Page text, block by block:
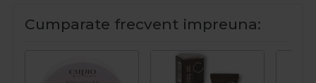
Cumparate frecvent impreuna: